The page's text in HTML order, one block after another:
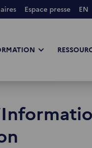
Espace presse EN